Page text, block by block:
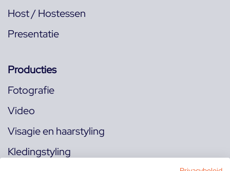
Host / Hostessen
Presentatie
Producties
Fotografie
Video
Visagie en haarstyling
Kledingstyling